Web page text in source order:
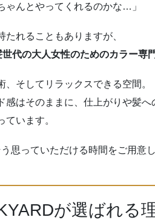
ゃんとやってくれるのかな…」
たれることもありますが、
世代の大人女性のためのカラー専
そしてリラックスできる空間。
はそのままに、仕上がりや髪へ
ています。
思っていただける時間をご用意し
が選ばれる